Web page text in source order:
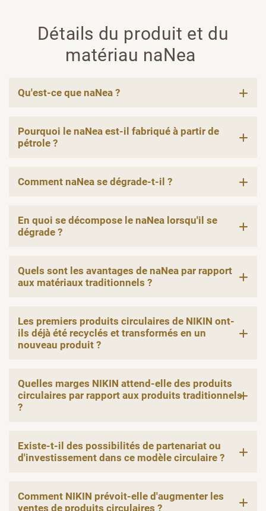
Détails du produit et du
matériau naNea
Qu'est-ce que naNea ?
Pourquoi le naNea est-il fabriqué à partir de
pétrole ?
Comment naNea se dégrade-t-il ?
En quoi se décompose le naNea lorsqu'il se
dégrade ?
Quels sont les avantages de naNea par rapport
aux matériaux traditionnels ?
Les premiers produits circulaires de NIKIN ont-
ils déjà été recyclés et transformés en un
nouveau produit ?
Quelles marges NIKIN attend-elle des produits
circulaires par rapport aux produits traditionnels
?
Existe-t-il des possibilités de partenariat ou
d'investissement dans ce modèle circulaire ?
Comment NIKIN prévoit-elle d'augmenter les
ventes de produits circulaires ?